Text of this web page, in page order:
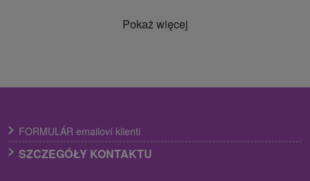
Pokaż więcej
FORMULÁR emailoví klienti
SZCZEGÓŁY KONTAKTU